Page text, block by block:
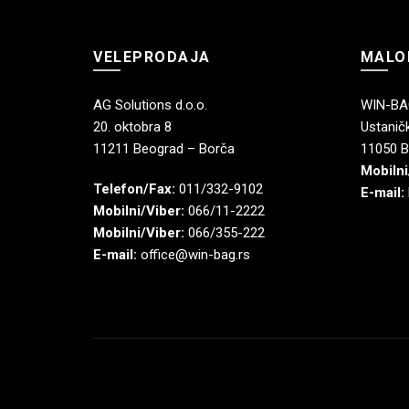
VELEPRODAJA
AG Solutions d.o.o.
20. oktobra 8
11211 Beograd – Borča
Telefon/Fax: 011/332-9102
Mobilni/Viber: 066/11-2222
Mobilni/Viber: 066/355-222
E-mail: office@win-bag.rs
WIN-
11050
E-mail: